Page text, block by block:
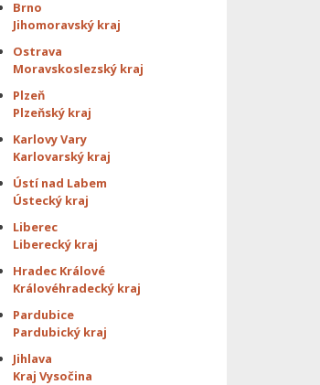
Brno
Jihomoravský kraj
Ostrava
Moravskoslezský kraj
Plzeň
Plzeňský kraj
Karlovy Vary
Karlovarský kraj
Ústí nad Labem
Ústecký kraj
Liberec
Liberecký kraj
Hradec Králové
Královéhradecký kraj
Pardubice
Pardubický kraj
Jihlava
Kraj Vysočina